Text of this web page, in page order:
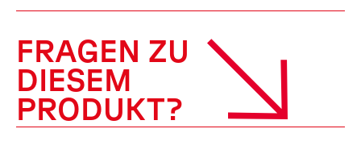
FRAGEN ZU
DIESEM
PRODUKT?